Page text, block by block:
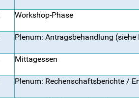
Workshop-Phase
Plenum: Antragsbehandlung (siehe
Mittagessen
Plenum: Rechenschaftsberichte /